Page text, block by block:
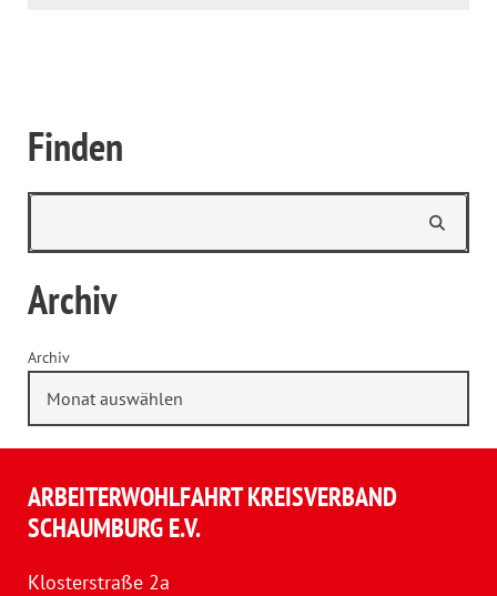
Finden
Archiv
Archiv
ARBEITERWOHLFAHRT KREISVERBAND
SCHAUMBURG E.V.
Klosterstraße 2a